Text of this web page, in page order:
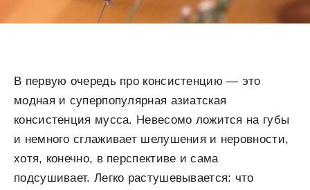
В первую очередь про консистенцию — это
модная и суперпопулярная азиатская
консистенция мусса. Невесомо ложится на губы
и немного сглаживает шелушения и неровности,
хотя, конечно, в перспективе и сама
подсушивает. Легко растушевывается: что